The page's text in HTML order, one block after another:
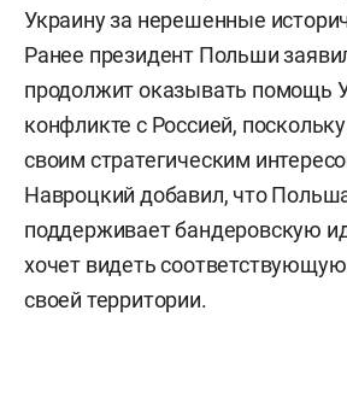
Украину за нерешенные
Ранее президент Польши
продолжит оказывать помощь
конфликте с Россией,
своим стратегическим
Навроцкий добавил, что
поддерживает бандеровскую
хочет видеть
своей территории.